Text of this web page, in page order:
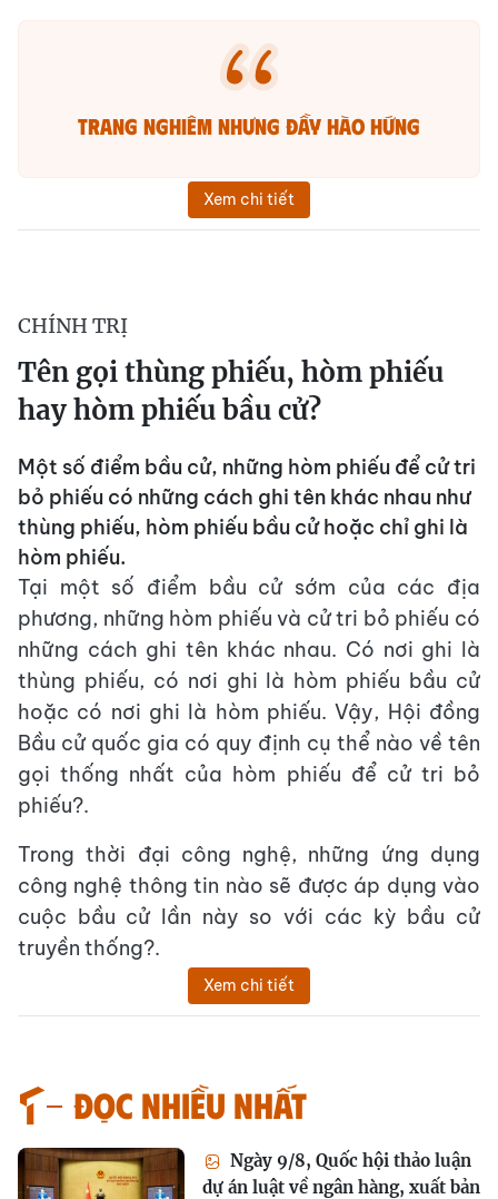
TRANG NGHIÊM NHƯNG ĐẦY HÀO HỨNG
Xem chi tiết
CHÍNH TRỊ
Tên gọi thùng phiếu, hòm phiếu
hay hòm phiếu bầu cử?
Một số điểm bầu cử, những hòm phiếu để cử tri
bỏ phiếu có những cách ghi tên khác nhau như
thùng phiếu, hòm phiếu bầu cử hoặc chỉ ghi là
hòm phiếu.
Tại một số điểm bầu cử sớm của các địa
phương, những hòm phiếu và cử tri bỏ phiếu có
những cách ghi tên khác nhau. Có nơi ghi là
thùng phiếu, có nơi ghi là hòm phiếu bầu cử
hoặc có nơi ghi là hòm phiếu. Vậy, Hội đồng
Bầu cử quốc gia có quy định cụ thể nào về tên
gọi thống nhất của hòm phiếu để cử tri bỏ
phiếu?.
Trong thời đại công nghệ, những ứng dụng
công nghệ thông tin nào sẽ được áp dụng vào
cuộc bầu cử lần này so với các kỳ bầu cử
truyền thống?.
Xem chi tiết
Đọc nhiều nhất
Ngày 9/8, Quốc hội thảo luận
dự án luật về ngân hàng, xuất bản